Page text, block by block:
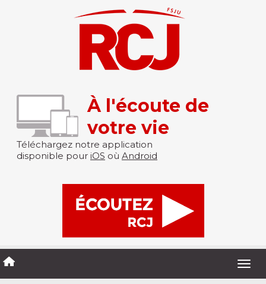
À l'écoute de
votre vie
Téléchargez notre application
disponible pour iOS où Android